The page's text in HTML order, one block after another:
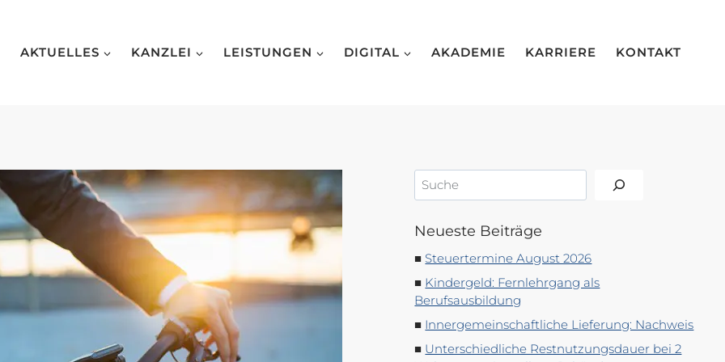
AKTUELLES KANZLEI LEISTUNGEN DIGITAL AKADEMIE KARRIERE KONTAKT
Suchen
Neueste Beiträge
Steuertermine August 2026
Kindergeld: Fernlehrgang als
Berufsausbildung
Innergemeinschaftliche Lieferung: Nachweis
Unterschiedliche Restnutzungsdauer bei 2